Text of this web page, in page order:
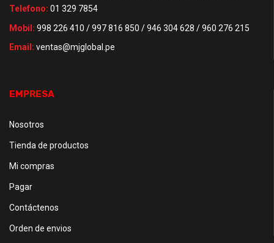
Telefono: 01 329 7854
Mobil: 998 226 410 / 997 816 850 / 946 304 628 / 960 276 215
Email: ventas@mjglobal.pe
EMPRESA
Nosotros
Tienda de productos
Mi compras
Pagar
Contáctenos
Orden de envios